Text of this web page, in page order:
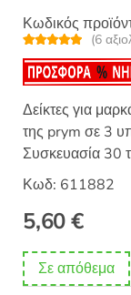
Κωδικός
Βαθμολογή
θηκε με5.00
από 5 με
βάση
6
πελάτη
(6
Δείκτες για
της prym σε 3
Συσκευασία 30
Κωδ: 611882
5,60€
Σε απόθεμα